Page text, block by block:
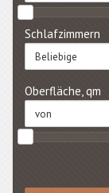
Schlafzimmern
Beliebige
Oberfläche, qm